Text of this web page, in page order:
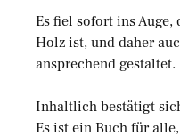
Es fiel sofort ins Auge,
Holz ist, und daher
ansprechend gestaltet.
Inhaltlich bestätigt
Es ist ein Buch für